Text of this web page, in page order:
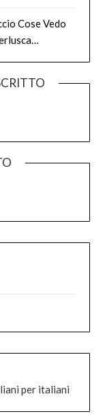
Cose Vedo
per italiani